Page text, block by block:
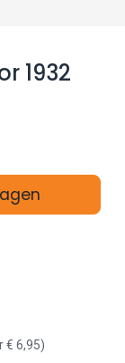
1932
€ 6,95)